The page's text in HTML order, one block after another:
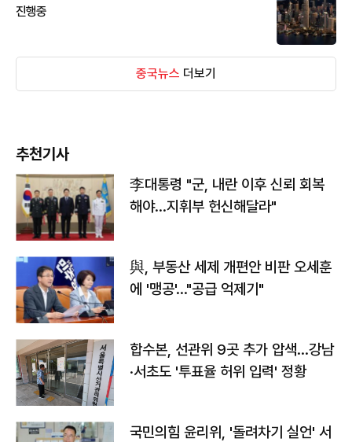
진행중
중국뉴스 더보기
추천기사
李대통령 "군, 내란 이후 신뢰 회복
해야…지휘부 헌신해달라"
與, 부동산 세제 개편안 비판 오세훈
에 '맹공'…"공급 억제기"
합수본, 선관위 9곳 추가 압색…강남
·서초도 '투표율 허위 입력' 정황
국민의힘 윤리위, '돌려차기 실언' 서